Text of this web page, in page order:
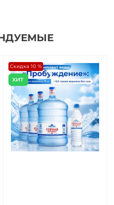
Скидка 10 %